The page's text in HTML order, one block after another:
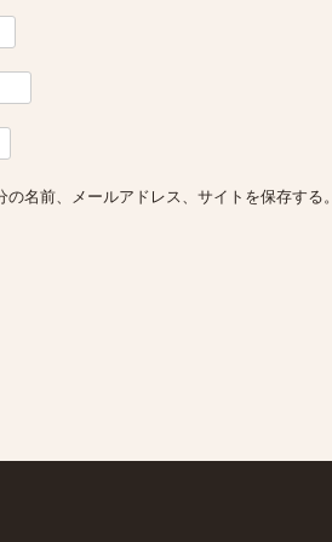
名前、メールアドレス、サイトを保存する。